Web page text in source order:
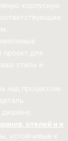
корпусную
проект для
стиль и
над процессом
отелей и и
устойчивые к